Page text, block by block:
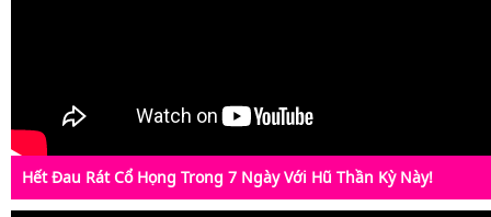
Hết Đau Rát Cổ Họng Trong 7 Ngày Với Hũ Thần Kỳ Này!